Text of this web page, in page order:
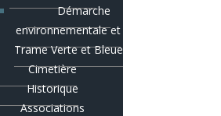
Démarche
environnementale et
Trame Verte et Bleue
Cimetière
Historique
Associations